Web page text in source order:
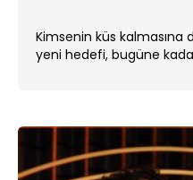
Kimsenin küs kalmasına
yeni hedefi, bugüne